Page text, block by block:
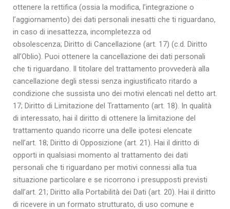
ottenere la rettifica (ossia la modifica, l’integrazione o
l’aggiornamento) dei dati personali inesatti che ti riguardano,
in caso di inesattezza, incompletezza od
obsolescenza; Diritto di Cancellazione (art. 17) (c.d. Diritto
all’Oblio). Puoi ottenere la cancellazione dei dati personali
che ti riguardano. Il titolare del trattamento provvederà alla
cancellazione degli stessi senza ingiustificato ritardo a
condizione che sussista uno dei motivi elencati nel detto art.
17; Diritto di Limitazione del Trattamento (art. 18). In qualità
di interessato, hai il diritto di ottenere la limitazione del
trattamento quando ricorre una delle ipotesi elencate
nell’art. 18; Diritto di Opposizione (art. 21). Hai il diritto di
opporti in qualsiasi momento al trattamento dei dati
personali che ti riguardano per motivi connessi alla tua
situazione particolare e se ricorrono i presupposti previsti
dall’art. 21; Diritto alla Portabilità dei Dati (art. 20). Hai il diritto
di ricevere in un formato strutturato, di uso comune e